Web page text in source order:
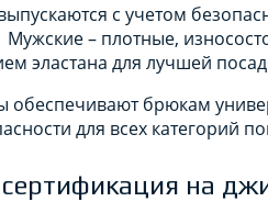
с учетом
– плотные,
эластана для лучшей
обеспечивают брюкам
для всех категорий
на